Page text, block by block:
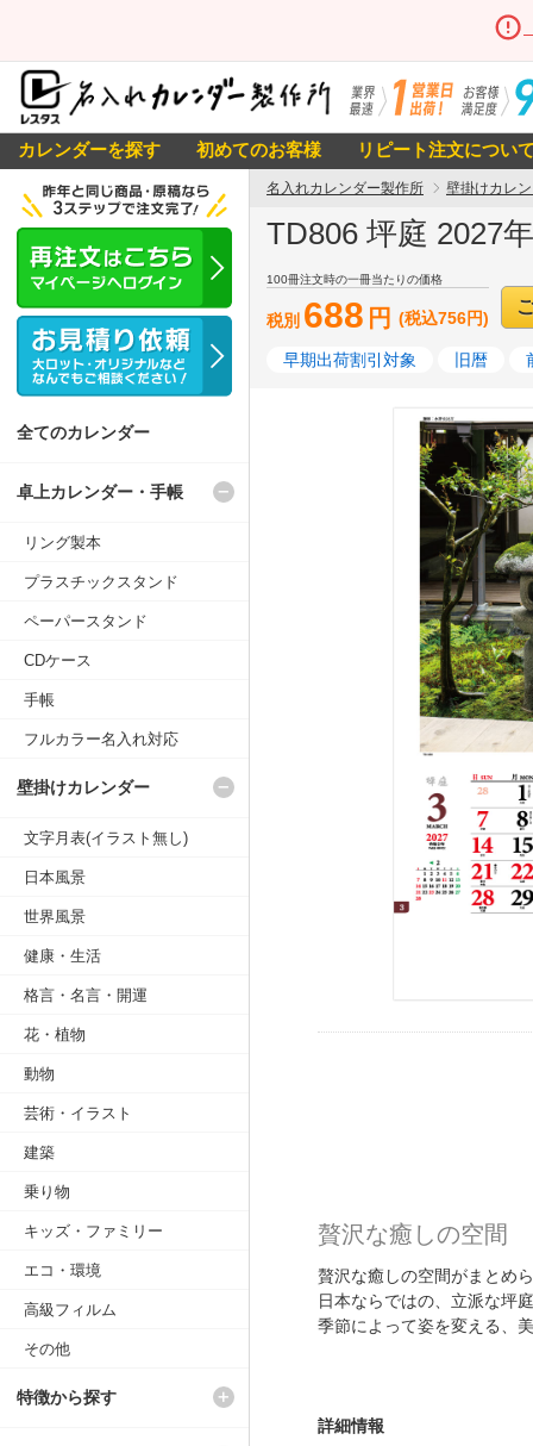
カレンダーを探す 初めてのお客様 リピート注文につい
名入れカレンダー製作所 壁掛けカレ
TD806 坪庭 2027
100冊注文時の一冊当たりの価格
税別 688 円 (税込756円)
早期出荷割引対象 旧暦
贅沢な癒しの空間
贅沢な癒しの空間がまとめ
日本ならではの、立派な坪
季節によって姿を変える、
詳細情報
全てのカレンダー
卓上カレンダー・手帳
リング製本
プラスチックスタンド
ペーパースタンド
CDケース
手帳
フルカラー名入れ対応
壁掛けカレンダー
文字月表(イラスト無し)
日本風景
世界風景
健康・生活
格言・名言・開運
花・植物
動物
芸術・イラスト
建築
乗り物
キッズ・ファミリー
エコ・環境
高級フィルム
その他
特徴から探す